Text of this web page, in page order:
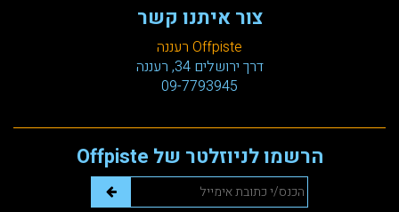
הרשמו לניוזלטר של Offpiste
צור איתנו קשר
Offpiste רעננה
דרך ירושלים 34, רעננה
09-7793945